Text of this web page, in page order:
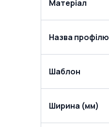
Матеріал
Назва профілю
Шаблон
Ширина (мм)